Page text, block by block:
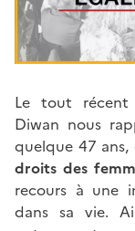
Le tout récent
Diwan nous
quelque 47
droits des
recours à une
dans sa vie.